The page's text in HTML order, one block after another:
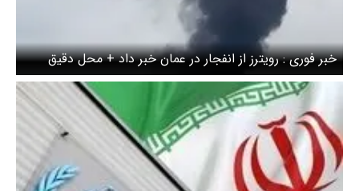
خبر فوری : رویترز از انفجار در عمان خبر داد + محل دقیق
انفجار